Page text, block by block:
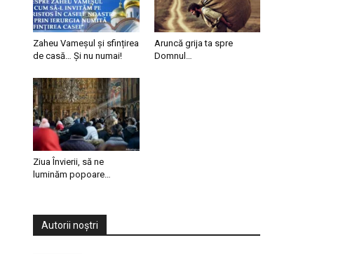
Zaheu Vameșul și sfințirea
de casă… Și nu numai!
Aruncă grija ta spre
Domnul…
Ziua Învierii, să ne
luminăm popoare…
Autorii noștri